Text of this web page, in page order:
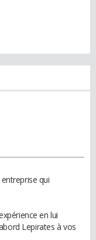
qui
en lui
Lepirates à vos